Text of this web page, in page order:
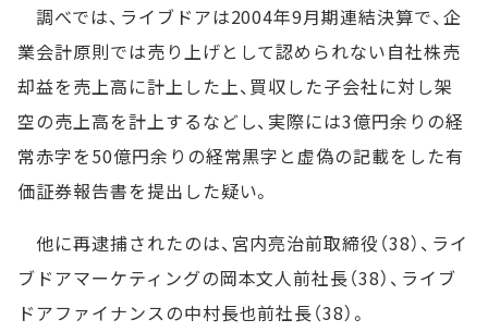
調べでは、ライブドアは2004年9月期連結決算で、企
業会計原則では売り上げとして認められない自社株売
却益を売上高に計上した上、買収した子会社に対し架
空の売上高を計上するなどし、実際には3億円余りの経
常赤字を50億円余りの経常黒字と虚偽の記載をした有
価証券報告書を提出した疑い。
他に再逮捕されたのは、宮内亮治前取締役（38）、ライ
ブドアマーケティングの岡本文人前社長（38）、ライブ
ドアファイナンスの中村長也前社長（38）。